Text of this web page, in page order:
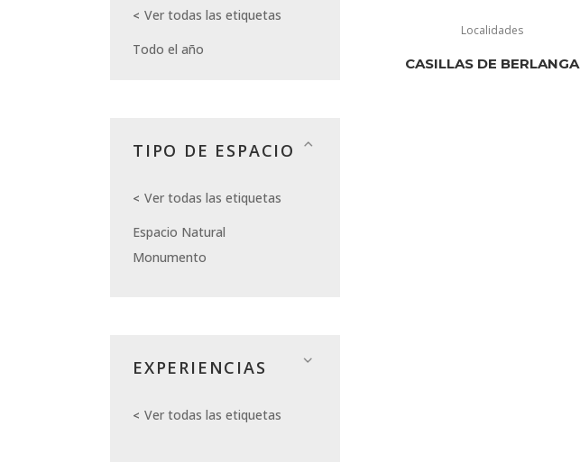
Ver todas las etiquetas
Todo el año
TIPO DE ESPACIO
Ver todas las etiquetas
Espacio Natural
Monumento
EXPERIENCIAS
Ver todas las etiquetas
Localidades
CASILLAS DE BERLANGA